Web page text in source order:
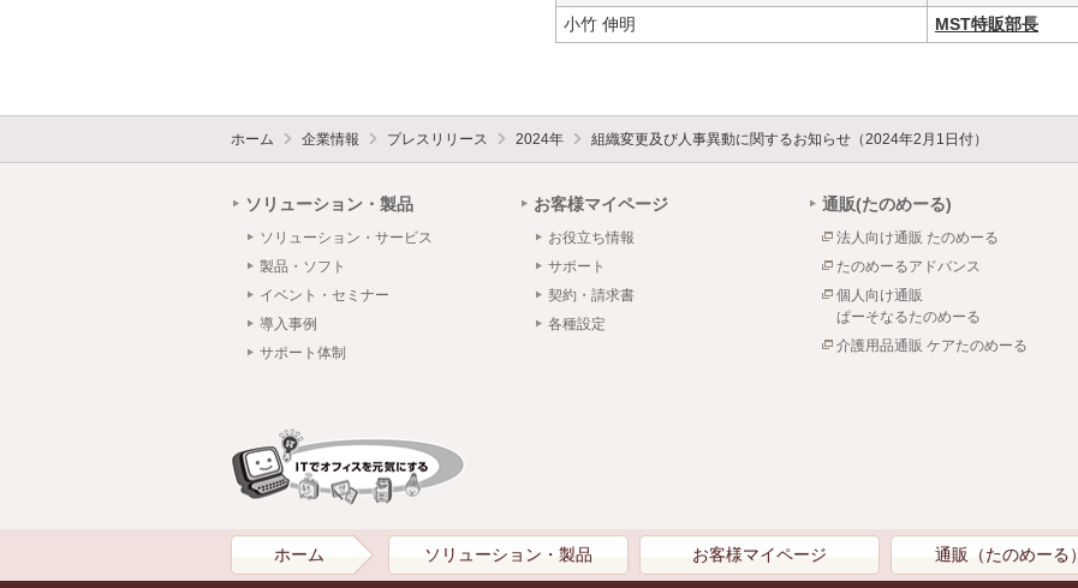
小竹 伸明
MST特販部長
ホーム 企業情報 プレスリリース 2024年 組織変更及び人事異動に関するお知らせ（2024年2月1日付）
ソリューション・製品
ソリューション・サービス
製品・ソフト
イベント・セミナー
導入事例
サポート体制
お客様マイページ
お役立ち情報
サポート
契約・請求書
各種設定
通販(たのめーる)
法人向け通販 たのめーる
たのめーるアドバンス
個人向け通販
ぱーそなるたのめーる
介護用品通販 ケアたのめーる
ホーム ソリューション・製品 お客様マイページ 通販（たのめーる）